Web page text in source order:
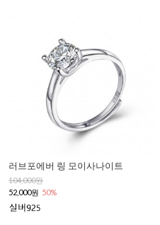
러브포에버 링 모이사나이트
104,000원
52,000원 50%